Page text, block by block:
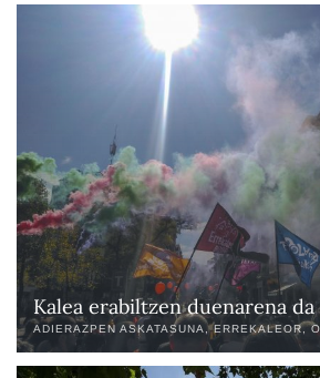
Kalea erabiltzen duenarena da
ADIERAZPEN ASKATASUNA ERREKALEOR